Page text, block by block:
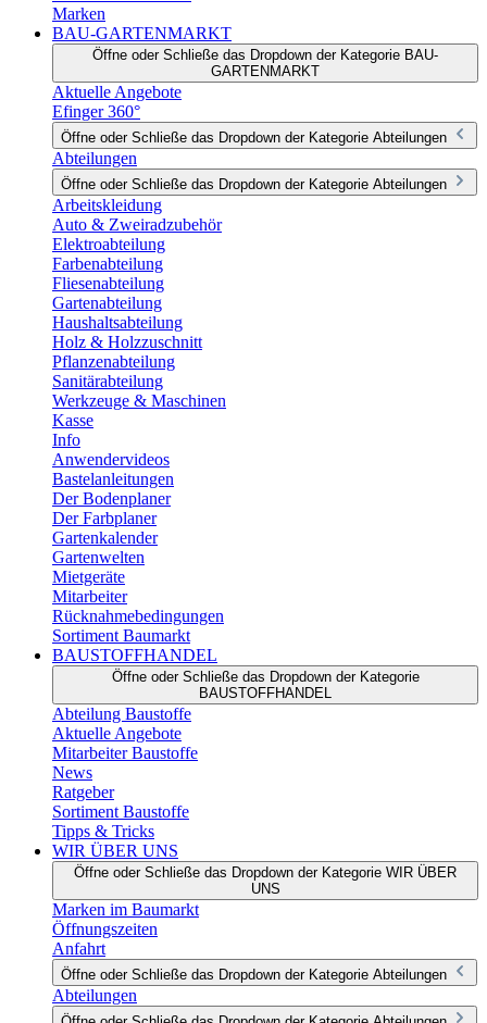
Marken
BAU-GARTENMARKT
Öffne oder Schließe das Dropdown der Kategorie BAU-
GARTENMARKT
Aktuelle Angebote
Efinger 360°
Öffne oder Schließe das Dropdown der Kategorie Abteilungen
Abteilungen
Öffne oder Schließe das Dropdown der Kategorie Abteilungen
Arbeitskleidung
Auto & Zweiradzubehör
Elektroabteilung
Farbenabteilung
Fliesenabteilung
Gartenabteilung
Haushaltsabteilung
Holz & Holzzuschnitt
Pflanzenabteilung
Sanitärabteilung
Werkzeuge & Maschinen
Kasse
Info
Anwendervideos
Bastelanleitungen
Der Bodenplaner
Der Farbplaner
Gartenkalender
Gartenwelten
Mietgeräte
Mitarbeiter
Rücknahmebedingungen
Sortiment Baumarkt
BAUSTOFFHANDEL
Öffne oder Schließe das Dropdown der Kategorie
BAUSTOFFHANDEL
Abteilung Baustoffe
Aktuelle Angebote
Mitarbeiter Baustoffe
News
Ratgeber
Sortiment Baustoffe
Tipps & Tricks
WIR ÜBER UNS
Öffne oder Schließe das Dropdown der Kategorie WIR ÜBER
UNS
Marken im Baumarkt
Öffnungszeiten
Anfahrt
Öffne oder Schließe das Dropdown der Kategorie Abteilungen
Abteilungen